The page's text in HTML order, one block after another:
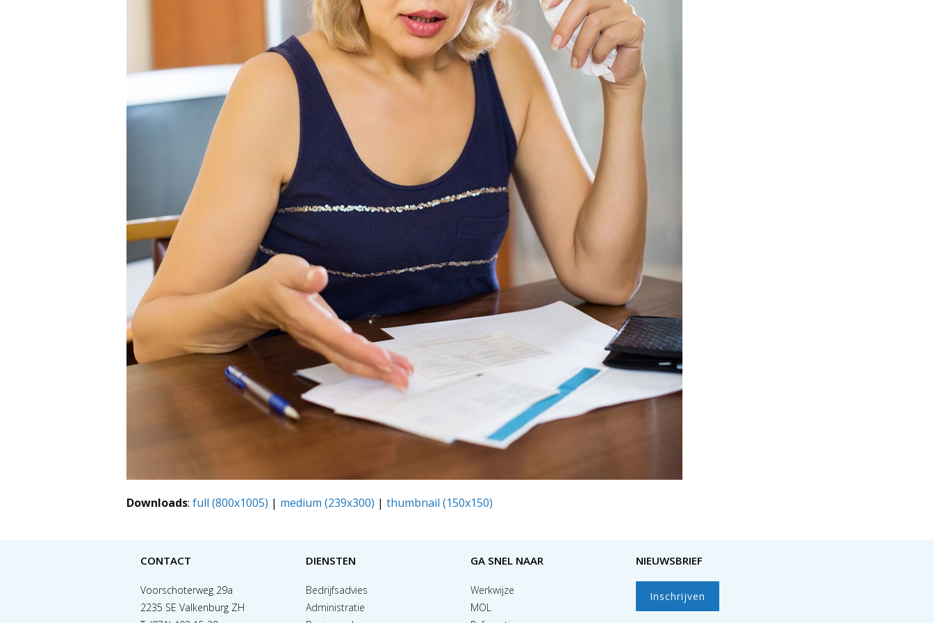
Downloads: full (800x1005) | medium (239x300) | thumbnail (150x150)
CONTACT
Voorschoterweg 29a
2235 SE Valkenburg ZH
DIENSTEN
Bedrijfsadvies
Administratie
GA SNEL NAAR
Werkwijze
MOL
NIEUWSBRIEF
Inschrijven